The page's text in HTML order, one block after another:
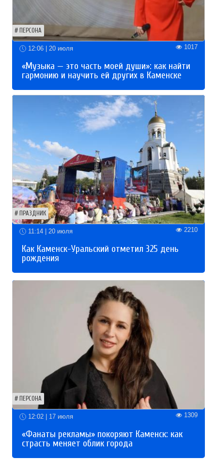
ПЕРСОНА
12:06 | 20 июля 1017
«Музыка — это часть моей души»: как найти
гармонию и научить ей других в Каменске
ПРАЗДНИК
11:14 | 20 июля 2210
Как Каменск-Уральский отметил 325 день
рождения
ПЕРСОНА
12:02 | 17 июля 1309
«Фанаты рекламы» покоряют Каменск: как
страсть меняет облик города